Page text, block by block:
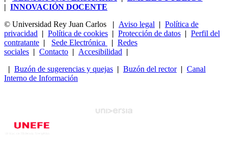
| INNOVACIÓN DOCENTE
© Universidad Rey Juan Carlos
| Aviso legal | Política de
privacidad | Política de cookies | Protección de datos | Perfil del
contratante | Sede Electrónica | Redes
sociales | Contacto | Accesibilidad |
| Buzón de sugerencias y quejas | Buzón del rector| Canal
Interno de Información